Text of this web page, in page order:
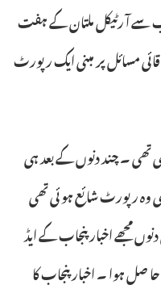
سب سے آ رٹیکل ملتان کے ہفت
قائی مسائل پر مبنی ایک رپورٹ
۔ چند دنوں کے بعد ہی
وہ رپورٹ شا ئع ہو ئی تھی
مجھے اخبار پنجاب کے ایڈ
صل ہوا ۔ اخبار پنجاب کا